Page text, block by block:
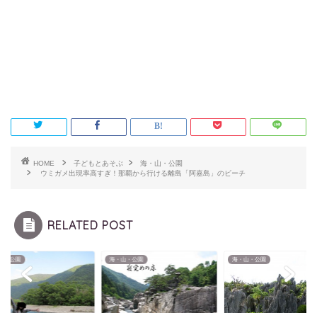
HOME 子どもとあそぶ
海・山・公園
ウミガメ出現率高すぎ！那覇から行ける離島「阿嘉島」のビーチ
RELATED POST
・公園 海・山・公園 海・山・公園